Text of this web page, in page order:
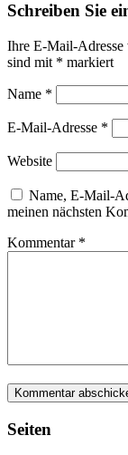
Schreiben Sie
Ihre E-Mail-
sind mit * markiert
Name *
E-Mail-Adresse *
Website
Name, E-Mail-
meinen nächsten
Kommentar *
Seiten